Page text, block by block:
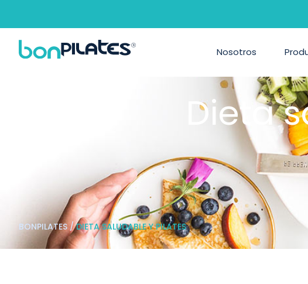
Nosotros
Dieta
BONPILATES /DIETA SALUDABLE Y PILATES